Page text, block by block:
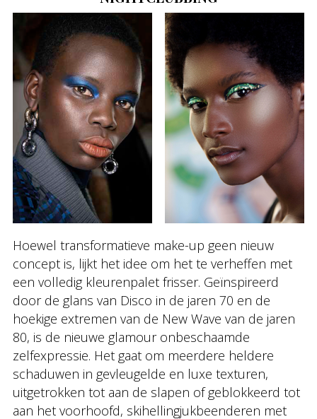
Hoewel transformatieve make-up geen nieuw
concept is, lijkt het idee om het te verheffen met
een volledig kleurenpalet frisser. Geïnspireerd
door de glans van Disco in de jaren 70 en de
hoekige extremen van de New Wave van de jaren
80, is de nieuwe glamour onbeschaamde
zelfexpressie. Het gaat om meerdere heldere
schaduwen in gevleugelde en luxe texturen,
uitgetrokken tot aan de slapen of geblokkeerd tot
aan het voorhoofd, skihellingjukbeenderen met